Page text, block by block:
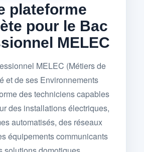
plateforme
pour le Bac
MELEC
MELEC (Métiers de
et de ses Environnements
des techniciens capables
des installations électriques,
automatisés, des réseaux
équipements communicants